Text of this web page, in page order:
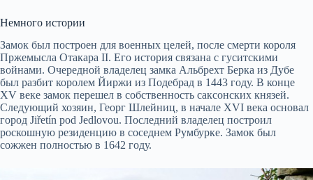
Немного истории
Замок был построен для военных целей, после смерти короля
Пржемысла Отакара II. Его история связана с гуситскими
войнами. Очередной владелец замка Альбрехт Берка из Дубе
был разбит королем Йиржи из Подебрад в 1443 году. В конце
XV веке замок перешел в собственность саксонских князей.
Следующий хозяин, Георг Шлейниц, в начале XVI века основал
город Jiřetín pod Jedlovou. Последний владелец построил
роскошную резиденцию в соседнем Румбурке. Замок был
сожжен полностью в 1642 году.